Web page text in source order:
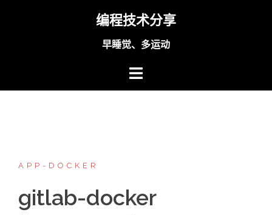
编程技术分享
早睡觉、多运动
APP-DOCKER
gitlab-docker